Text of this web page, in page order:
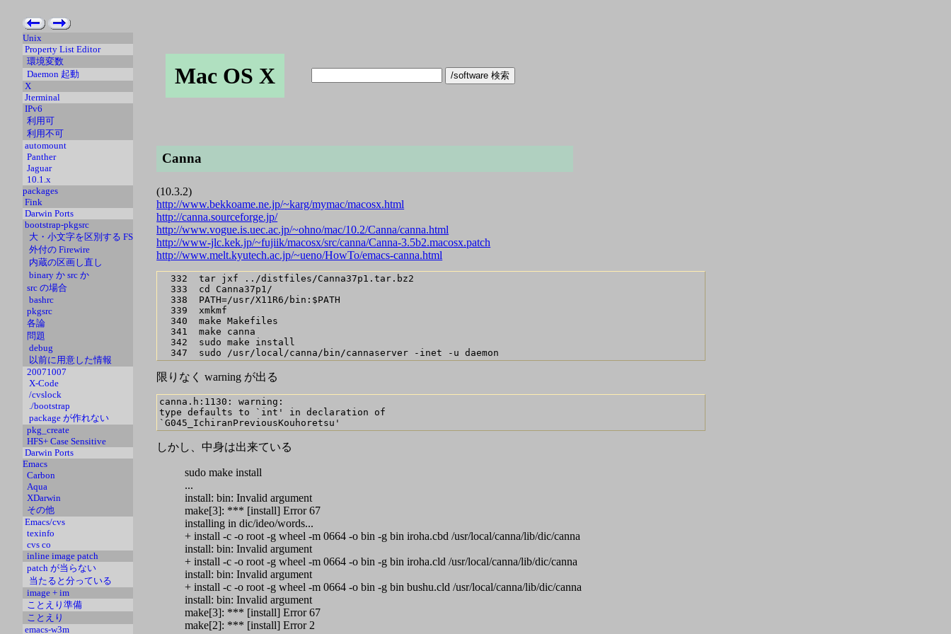
Unix
Property List Editor
環境変数
Daemon 起動
X
Jterminal
IPv6
利用可
利用不可
automount
Panther
Jaguar
10.1.x
packages
Fink
Darwin Ports
bootstrap-pkgsrc
大・小文字を区別する FS
外付の Firewire
内蔵の区画し直し
binary か src か
src の場合
bashrc
pkgsrc
各論
問題
debug
以前に用意した情報
20071007
X-Code
/cvslock
./bootstrap
package が作れない
pkg_create
HFS+ Case Sensitive
Darwin Ports
Emacs
Carbon
Aqua
XDarwin
その他
Emacs/cvs
texinfo
cvs co
inline image patch
patch が当らない
当たると分っている
image + im
ことえり準備
ことえり
emacs-w3m
Mac OS X
Canna
(10.3.2)
http://www.bekkoame.ne.jp/~karg/mymac/macosx.html
http://canna.sourceforge.jp/
http://www.vogue.is.uec.ac.jp/~ohno/mac/10.2/Canna/canna.html
http://www-jlc.kek.jp/~fujiik/macosx/src/canna/Canna-3.5b2.macosx.patch
http://www.melt.kyutech.ac.jp/~ueno/HowTo/emacs-canna.html
  332  tar jxf ../distfiles/Canna37p1.tar.bz2
  333  cd Canna37p1/
  338  PATH=/usr/X11R6/bin:$PATH
  339  xmkmf
  340  make Makefiles
  341  make canna
  342  sudo make install
限りなく warning が出る
canna.h:1130: warning:
type defaults to `int' in declaration of
しかし、中身は出来ている
sudo make install
...
install: bin: Invalid argument
make[3]: *** [install] Error 67
installing in dic/ideo/words...
+ install -c -o root -g wheel -m 0664 -o bin -g bin iroha.cbd /usr/local/canna/lib/dic/canna
install: bin: Invalid argument
+ install -c -o root -g wheel -m 0664 -o bin -g bin iroha.cld /usr/local/canna/lib/dic/canna
install: bin: Invalid argument
+ install -c -o root -g wheel -m 0664 -o bin -g bin bushu.cld /usr/local/canna/lib/dic/canna
install: bin: Invalid argument
make[3]: *** [install] Error 67
make[2]: *** [install] Error 2